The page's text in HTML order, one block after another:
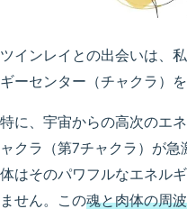
ツインレイとの出会いは、
ギーセンター（チャクラ）
特に、宇宙からの高次のエ
ャクラ（第7チャクラ）が
体はそのパワフルなエネル
ません。この魂と肉体の周